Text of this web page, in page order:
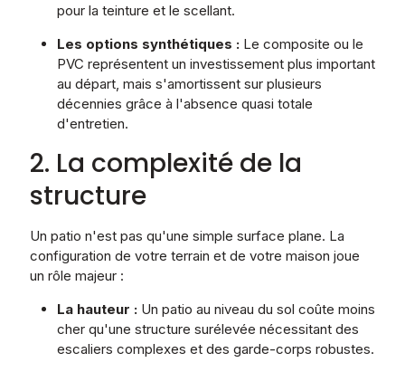
pour la teinture et le scellant.
Les options synthétiques : Le composite ou le
PVC représentent un investissement plus important
au départ, mais s'amortissent sur plusieurs
décennies grâce à l'absence quasi totale
d'entretien.
2. La complexité de la
structure
Un patio n'est pas qu'une simple surface plane. La
configuration de votre terrain et de votre maison joue
un rôle majeur :
La hauteur : Un patio au niveau du sol coûte moins
cher qu'une structure surélevée nécessitant des
escaliers complexes et des garde-corps robustes.